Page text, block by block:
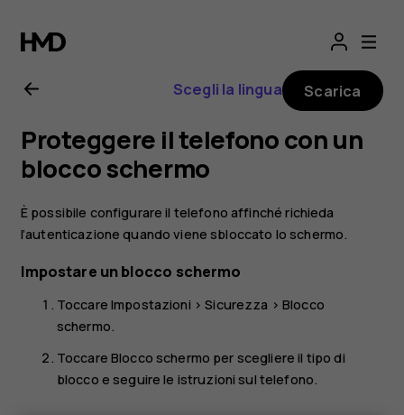
Manuale
d'uso
del
Nokia
2
Scegli la lingua Scarica
Proteggere il telefono con un
blocco schermo
È possibile configurare il telefono affinché richieda
l’autenticazione quando viene sbloccato lo schermo.
Impostare un blocco schermo
ToccareImpostazioni >Sicurezza > Blocco
schermo.
ToccareBlocco schermo per scegliere il tipo di
blocco e seguire le istruzioni sul telefono.